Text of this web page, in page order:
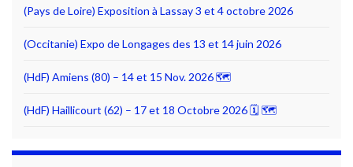
(Pays de Loire) Exposition à Lassay 3 et 4 octobre 2026
(Occitanie) Expo de Longages des 13 et 14 juin 2026
(HdF) Amiens (80) – 14 et 15 Nov. 2026 🗺
(HdF) Haillicourt (62) – 17 et 18 Octobre 2026 🗓 🗺